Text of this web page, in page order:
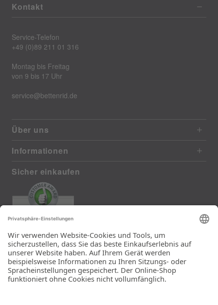
Kontakt
Service-Telefon
+49 (0)89 211 01 316
Montag bis Freitag
von 9 bis 17 Uhr
service@bettenrid.de
Über uns
Informationen
Sicher einkaufen
385 reviews from real customers
(last 12 months)
Total: 11283
Die Auswahl und die
Einfachheit der
Bestellung.